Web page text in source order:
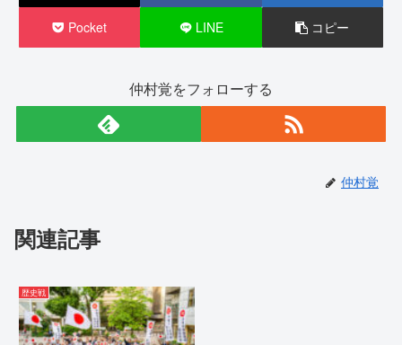
Pocket LINE コピー
仲村覚をフォローする
仲村覚
関連記事
歴史戦